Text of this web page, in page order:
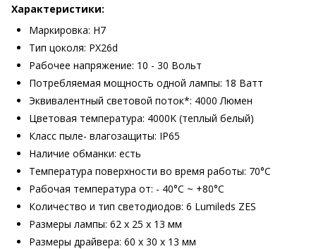
Характеристики:
Маркировка: H7
Тип цоколя: PX26d
Рабочее напряжение: 10 - 30 Вольт
Потребляемая мощность одной лампы: 18 Ватт
Эквивалентный световой поток*: 4000 Люмен
Цветовая температура: 4000K (теплый белый)
Класс пыле- влагозащиты: IP65
Наличие обманки: есть
Температура поверхности во время работы: 70°С
Рабочая температура от: - 40°С ~ +80°С
Количество и тип светодиодов: 6 Lumileds ZES
Размеры лампы: 62 х 25 х 13 мм
Размеры драйвера: 60 x 30 x 13 мм